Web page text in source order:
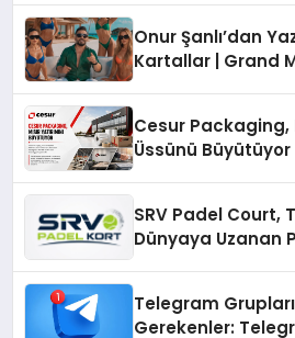
Onur Şanlı’dan
Kartallar | Grand
Cesur Packaging,
Üssünü Büyütüyor
SRV Padel Court,
Dünyaya Uzanan
Telegram
Gerekenler: